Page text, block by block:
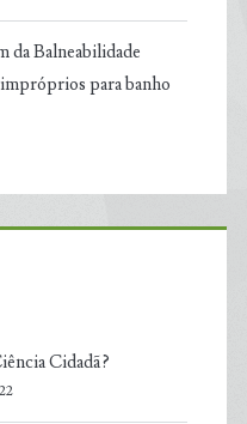
da Balneabilidade
para banho
Cidadã?